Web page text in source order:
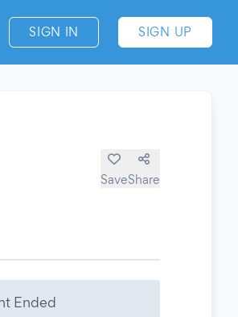
SIGN IN SIGN UP
SaveShare
Ended